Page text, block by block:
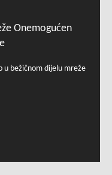
Onemogućen
u bežičnom dijelu mreže